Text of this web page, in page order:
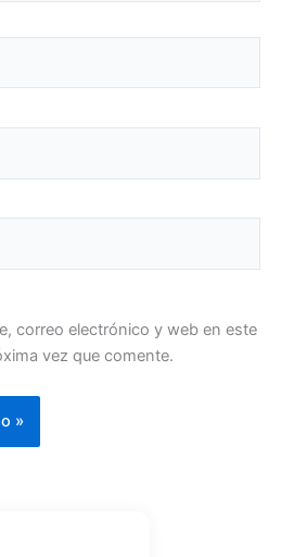
correo electrónico y web en este
vez que comente.